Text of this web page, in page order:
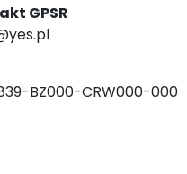
GPSR
BZ000-CRW000-000